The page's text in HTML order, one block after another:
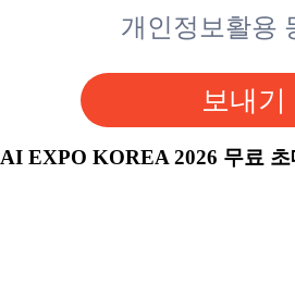
개인정보활용
보내기
AI EXPO KOREA 2026 무료 초